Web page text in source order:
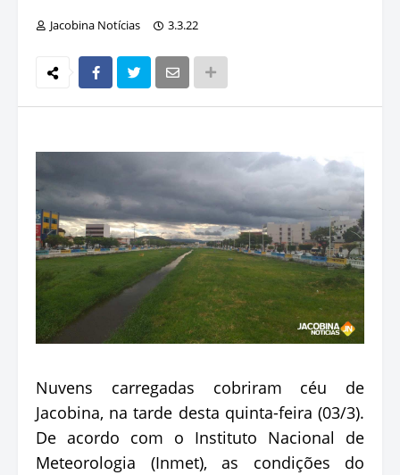
Jacobina Notícias 3.3.22
Nuvens carregadas cobriram céu de
Jacobina, na tarde desta quinta-feira (03/3).
De acordo com o Instituto Nacional de
Meteorologia (Inmet), as condições do